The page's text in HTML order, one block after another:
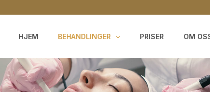
HJEM BEHANDLINGER PRISER OM